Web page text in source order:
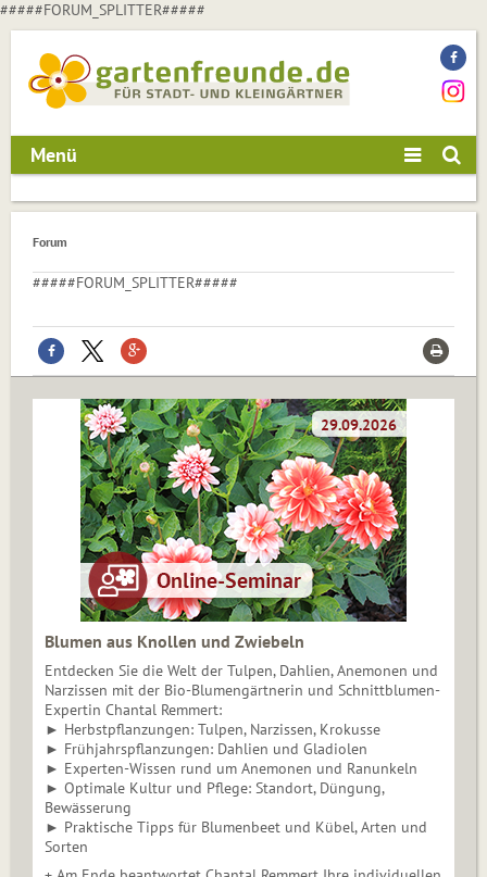
#####FORUM_SPLITTER#####
Menü
Forum
#####FORUM_SPLITTER#####
Blumen aus Knollen und Zwiebeln
Entdecken Sie die Welt der Tulpen, Dahlien, Anemonen und
Narzissen mit der Bio-Blumengärtnerin und Schnittblumen-
Expertin Chantal Remmert:
► Herbstpflanzungen: Tulpen, Narzissen, Krokusse
► Frühjahrspflanzungen: Dahlien und Gladiolen
► Experten-Wissen rund um Anemonen und Ranunkeln
► Optimale Kultur und Pflege: Standort, Düngung,
Bewässerung
► Praktische Tipps für Blumenbeet und Kübel, Arten und
Sorten